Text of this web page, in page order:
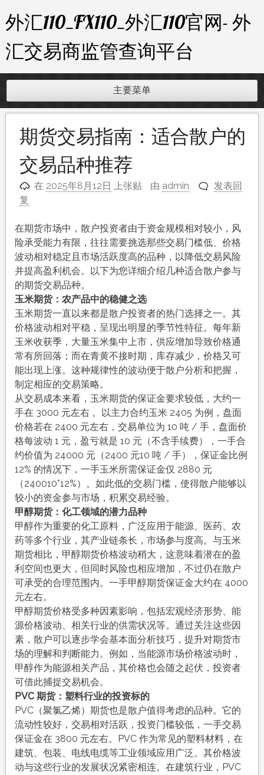
至
内
容
外汇110_FX110_外汇110官网- 外
汇交易商监管查询平台
主要菜单
期货交易指南：适合散户的
交易品种推荐
在 2025年8月12日 上张贴 由 admin
发表回
复
在期货市场中，散户投资者由于资金规模相对较小，风
险承受能力有限，往往需要挑选那些交易门槛低、价格
波动相对稳定且市场活跃度高的品种，以降低交易风险
并提高盈利机会。以下为您详细介绍几种适合散户参与
的期货交易品种。
玉米期货：农产品中的稳健之选
玉米期货一直以来都是散户投资者的热门选择之一。其
价格波动相对平稳，呈现出明显的季节性特征。每年新
玉米收获季，大量玉米集中上市，供应增加导致价格通
常有所回落；而在青黄不接时期，库存减少，价格又可
能出现上涨。这种规律性的波动便于散户分析和把握，
制定相应的交易策略。
从交易成本来看，玉米期货的保证金要求较低，大约一
手在 3000 元左右 。以主力合约玉米 2405 为例，盘面
价格若在 2400 元左右，交易单位为 10 吨 / 手，盘面价
格每波动 1 元，盈亏就是 10 元（不含手续费），一手合
约价值为 24000 元（2400 元10 吨 / 手），保证金比例
12% 的情况下，一手玉米所需保证金仅 2880 元
（240010*12%）。如此低的交易门槛，使得散户能够以
较小的资金参与市场，积累交易经验。
甲醇期货：化工领域的潜力品种
甲醇作为重要的化工原料，广泛应用于能源、医药、农
药等多个行业，其产业链条长，市场参与度高。与玉米
期货相比，甲醇期货价格波动稍大，这意味着潜在的盈
利空间也更大，但同时风险也相应增加，不过仍在散户
可承受的合理范围内。一手甲醇期货保证金大约在 4000
元左右。
甲醇期货价格受多种因素影响，包括宏观经济形势、能
源价格波动、相关行业的供需状况等。通过关注这些因
素，散户可以逐步学会基本面分析技巧，提升对期货市
场的理解和判断能力。例如，当能源市场价格波动时，
甲醇作为能源相关产品，其价格也会随之起伏，投资者
可借此捕捉交易机会。
PVC 期货：塑料行业的投资标的
PVC（聚氯乙烯）期货也是散户值得考虑的品种。它的
流动性较好，交易相对活跃，投资门槛较低，一手交易
保证金在 3800 元左右。PVC 作为常见的塑料材料，在
建筑、包装、电线电缆等工业领域应用广泛。其价格波
动与这些行业的发展状况紧密相连。在建筑行业，PVC